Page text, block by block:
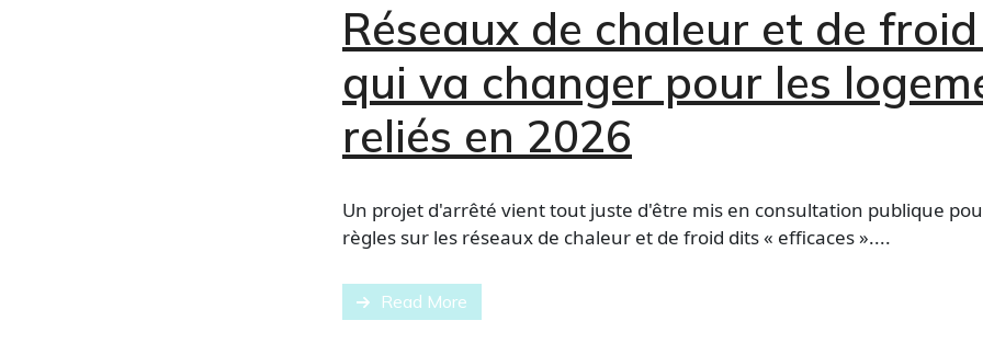
Réseaux de chaleur et de froid
qui va changer pour les
reliés en 2026
Un projet d'arrêté vient tout juste d'être mis en consultation publique
règles sur les réseaux de chaleur et de froid dits « efficaces »....
Read More